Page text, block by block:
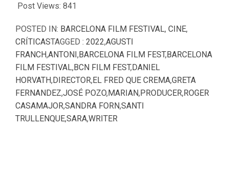
Post Views: 841
POSTED IN: BARCELONA FILM FESTIVAL, CINE,
CRÍTICASTAGGED : 2022,AGUSTI
FRANCH,ANTONI,BARCELONA FILM FEST,BARCELONA
FILM FESTIVAL,BCN FILM FEST,DANIEL
HORVATH,DIRECTOR,EL FRED QUE CREMA,GRETA
FERNANDEZ,JOSÉ POZO,MARIAN,PRODUCER,ROGER
CASAMAJOR,SANDRA FORN,SANTI
TRULLENQUE,SARA,WRITER